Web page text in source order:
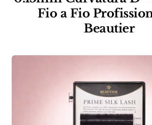
Fio a Fio
Beautier